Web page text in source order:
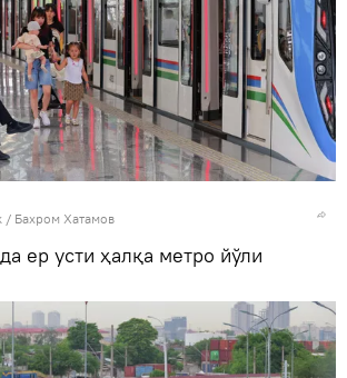
/ Бахром Хатамов
ер усти ҳалқа метро йўли